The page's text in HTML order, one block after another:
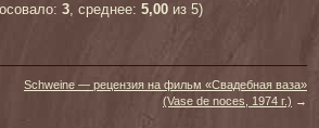
3, среднее: 5,00 из 5)
Schweine — рецензия на фильм «Свадебная ваза»
(Vase de noces, 1974 г.) →